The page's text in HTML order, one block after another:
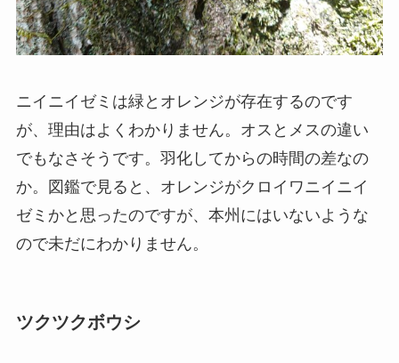
ニイニイゼミは緑とオレンジが存在するのです
が、理由はよくわかりません。オスとメスの違い
でもなさそうです。羽化してからの時間の差なの
か。図鑑で見ると、オレンジがクロイワニイニイ
ゼミかと思ったのですが、本州にはいないような
ので未だにわかりません。
ツクツクボウシ